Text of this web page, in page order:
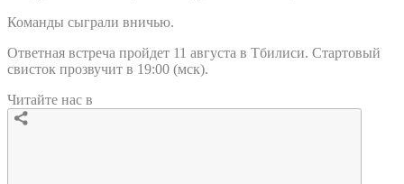
Команды сыграли вничью.
Ответная встреча пройдет 11 августа в Тбилиси. Стартовый
свисток прозвучит в 19:00 (мск).
Читайте нас в